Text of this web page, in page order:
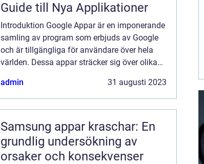
Guide till Nya Applikationer
Introduktion Google Appar är en imponerande
samling av program som erbjuds av Google
och är tillgängliga för användare över hela
världen. Dessa appar sträcker sig över olika
funktioner för att förbättra anvä...
admin 31 augusti 2023
Samsung appar kraschar: En
grundlig undersökning av
orsaker och konsekvenser